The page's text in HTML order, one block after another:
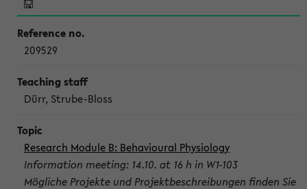
209529
Dürr, Strube-Bloss
Research Module B: Behavioural Physiology
Information meeting: 14.10. at 16 h in W1-103
Mögliche Projekte und Projektbeschreibungen finden Sie